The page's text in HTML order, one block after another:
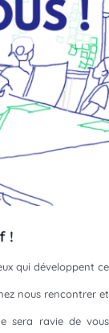
!
qui développent ce
nous rencontrer et
sera ravie de vous